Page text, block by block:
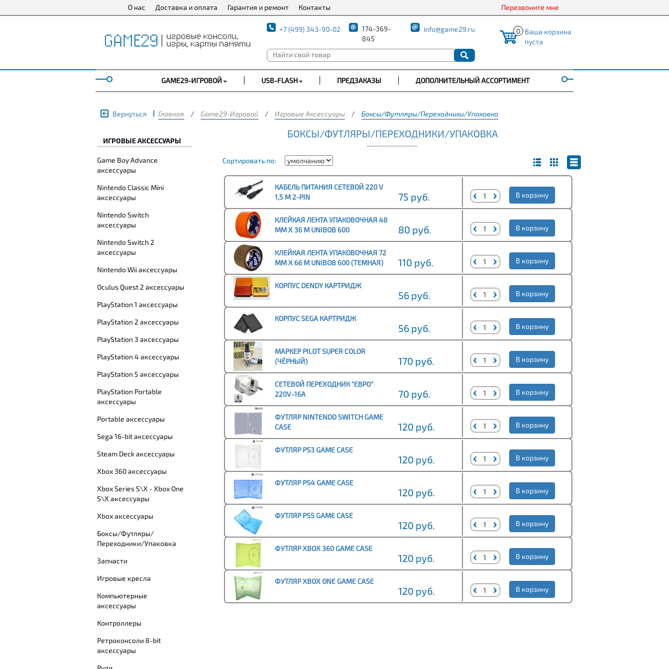
О нас Доставка и оплата Гарантия и ремонт Контакты Перезвоните мне
+7 (499) 343-90-02
174-369-
845
info@game29.ru 0 Ваша корзина
пуста
GAME29-ИГРОВОЙ USB-FLASH ПРЕДЗАКАЗЫ ДОПОЛНИТЕЛЬНЫЙ АССОРТИМЕНТ
Вернуться Главная / Game29-Игровой / Игровые Аксессуары / Боксы/Футляры/Переходники/Упаковка
ИГРОВЫЕ АКСЕССУАРЫ
Game Boy Advance
аксессуары
Nintendo Classic Mini
аксессуары
Nintendo Switch
аксессуары
Nintendo Switch 2
аксессуары
Nintendo Wii аксессуары
Oculus Quest 2 аксессуары
PlayStation 1 аксессуары
PlayStation 2 аксессуары
PlayStation 3 аксессуары
PlayStation 4 аксессуары
PlayStation 5 аксессуары
PlayStation Portable
аксессуары
Portable аксессуары
Sega 16-bit аксессуары
Steam Deck аксессуары
Xbox 360 аксессуары
Xbox Series S\X - Xbox One
S\X аксессуары
Xbox аксессуары
Боксы/Футляры/
Переходники/Упаковка
Запчасти
Игровые кресла
Компьютерные
аксессуары
Контроллеры
Ретроконсоли 8-bit
аксессуары
БОКСЫ/ФУТЛЯРЫ/ПЕРЕХОДНИКИ/УПАКОВКА
Сортировать по:
КАБЕЛЬ ПИТАНИЯ СЕТЕВОЙ 220 V
1,5 M 2-PIN
75 руб. В корзину
КЛЕЙКАЯ ЛЕНТА УПАКОВОЧНАЯ 48
ММ Х 36 М UNIBOB 600
(ОРАНЖЕВАЯ)
80 руб. В корзину
КЛЕЙКАЯ ЛЕНТА УПАКОВОЧНАЯ 72
ММ Х 66 М UNIBOB 600 (ТЕМНАЯ)
110 руб. В корзину
КОРПУС DENDY КАРТРИДЖ
56 руб. В корзину
КОРПУС SEGA КАРТРИДЖ
56 руб. В корзину
МАРКЕР PILOT SUPER COLOR
(ЧЁРНЫЙ)
170 руб. В корзину
СЕТЕВОЙ ПЕРЕХОДНИК "ЕВРО"
220V-16А
70 руб. В корзину
ФУТЛЯР NINTENDO SWITCH GAME
CASE
120 руб. В корзину
ФУТЛЯР PS3 GAME CASE
120 руб. В корзину
ФУТЛЯР PS4 GAME CASE
120 руб. В корзину
ФУТЛЯР PS5 GAME CASE
120 руб. В корзину
ФУТЛЯР XBOX 360 GAME CASE
120 руб. В корзину
ФУТЛЯР XBOX ONE GAME CASE
120 руб. В корзину